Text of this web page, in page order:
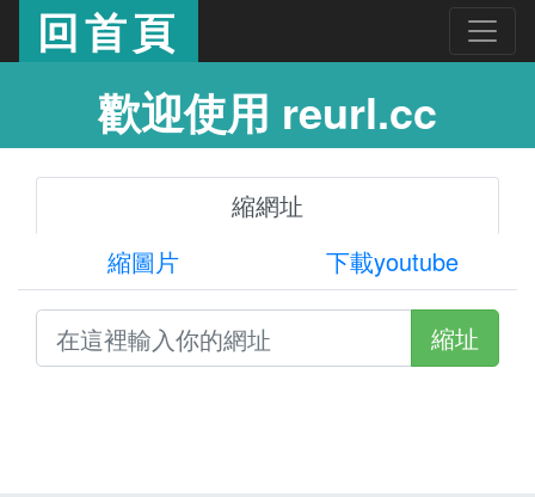
回首頁
歡迎使用 reurl.cc
縮網址
縮圖片
下載youtube
縮址